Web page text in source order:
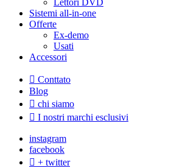
Sistemi all-in-one
Offerte
Ex-demo
Usati
Accessori
Conttato
Blog
chi siamo
I nostri marchi esclusivi
instagram
facebook
+ twitter